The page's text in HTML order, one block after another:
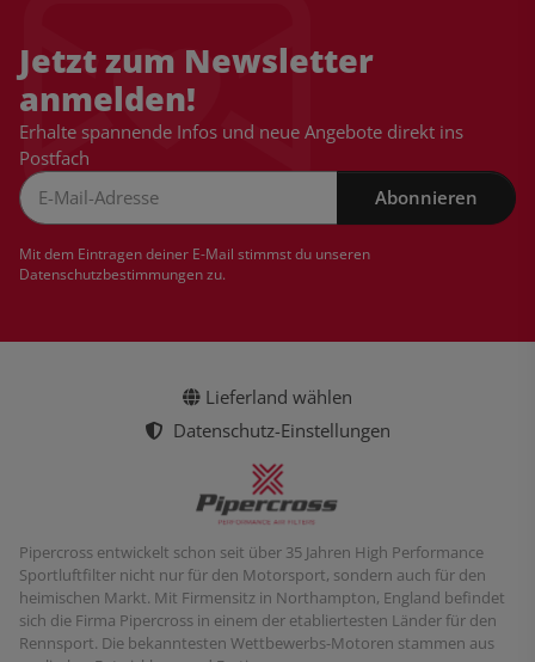
Jetzt zum Newsletter
anmelden!
Erhalte spannende Infos und neue Angebote direkt ins
Postfach
Abonnieren
Mit dem Eintragen deiner E-Mail stimmst du unseren
Datenschutzbestimmungenzu.
Lieferland wählen
Datenschutz-Einstellungen
Pipercross entwickelt schon seit über 35 Jahren High Performance
Sportluftfilter nicht nur für den Motorsport, sondern auch für den
heimischen Markt. Mit Firmensitz in Northampton, England befindet
sich die Firma Pipercross in einem der etabliertesten Länder für den
Rennsport. Die bekanntesten Wettbewerbs-Motoren stammen aus